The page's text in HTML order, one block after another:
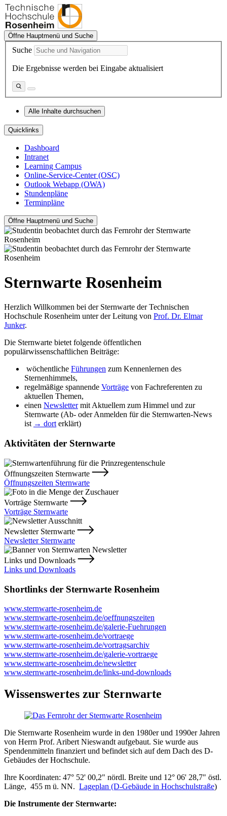
Öffne Hauptmenü und Suche
Suche
Die Ergebnisse werden bei Eingabe aktualisiert
Alle Inhalte durchsuchen
Quicklinks
Dashboard
Intranet
Learning Campus
Online-Service-Center (OSC)
Outlook Webapp (OWA)
Stundenpläne
Terminpläne
Öffne Hauptmenü und Suche
Sternwarte Rosenheim
Herzlich Willkommen bei der Sternwarte der Technischen
Hochschule Rosenheim unter der Leitung von Prof. Dr. Elmar
Junker.
Die Sternwarte bietet folgende öffentlichen
populärwissenschaftlichen Beiträge:
wöchentliche Führungen zum Kennenlernen des
Sternenhimmels,
regelmäßige spannende Vorträge von Fachreferenten zu
aktuellen Themen,
einen Newslettermit Aktuellem zum Himmel und zur
Sternwarte (Ab- oder Anmelden für die Sternwarten-News
ist → dorterklärt)
Aktivitäten der Sternwarte
Öffnungszeiten Sternwarte
Öffnungszeiten Sternwarte
Vorträge Sternwarte
Vorträge Sternwarte
Newsletter Sternwarte
Newsletter Sternwarte
Links und Downloads
Links und Downloads
Shortlinks der Sternwarte Rosenheim
www.sternwarte-rosenheim.de
www.sternwarte-rosenheim.de/oeffnungszeiten
www.sternwarte-rosenheim.de/galerie-Fuehrungen
www.sternwarte-rosenheim.de/vortraege
www.sternwarte-rosenheim.de/vortragsarchiv
www.sternwarte-rosenheim.de/galerie-vortraege
www.sternwarte-rosenheim.de/newsletter
www.sternwarte-rosenheim.de/links-und-downloads
Wissenswertes zur Sternwarte
Die Sternwarte Rosenheim wurde in den 1980er und 1990er Jahren
von Herrn Prof. Aribert Nieswandt aufgebaut. Sie wurde aus
Spendenmitteln finanziert und befindet sich auf dem Dach des D-
Gebäudes der Hochschule.
Ihre Koordinaten: 47° 52' 00,2" nördl. Breite und 12° 06' 28,7" östl.
Länge, 455 m ü. NN. Lageplan (D-Gebäude in Hochschulstraße)
Die Instrumente der Sternwarte: